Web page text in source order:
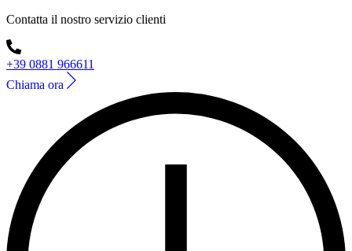
Contatta il nostro servizio clienti
+39 0881 966611
Chiama ora